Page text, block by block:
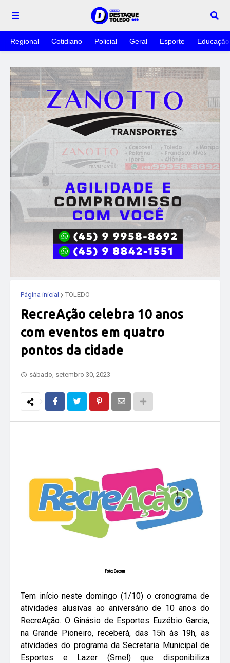
Regional Cotidiano Policial Geral Esporte Educação
Página inicial TOLEDO
RecreAção celebra 10 anos
com eventos em quatro
pontos da cidade
sábado, setembro 30, 2023
Foto: Decom
Tem início neste domingo (1/10) o cronograma de
atividades alusivas ao aniversário de 10 anos do
RecreAção. O Ginásio de Esportes Euzébio Garcia,
na Grande Pioneiro, receberá, das 15h às 19h, as
atividades do programa da Secretaria Municipal de
Esportes e Lazer (Smel) que disponibiliza